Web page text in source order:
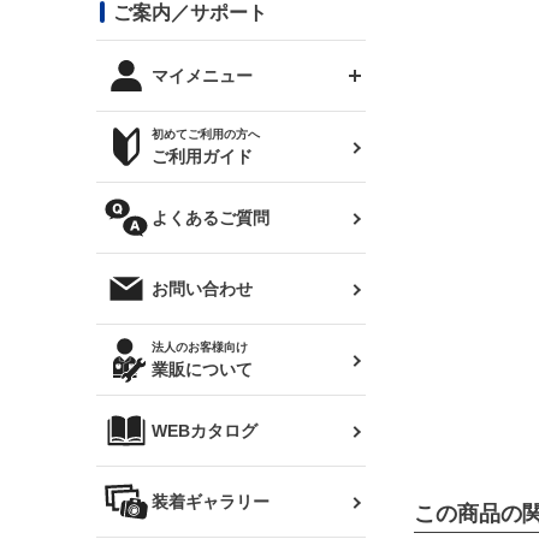
カナード
外装・補修パーツ
オリジンアーム(足回り)
レンズ
マフラー
リアウイング
リアゲート
メンテナンスパーツ
DTM:exclusive
まつど家 鉄八
JZX110 マークⅡ
ハイエース
レビン
トレノ
マークX
クラウン
クラウンマジェスタ
アリスト
シルビア S14 前期
シルビア S15
180SX
ワンビア
Z32 フェアレディZ
RX-7
スバル
BRZ
レクサス
三菱
デリカ D:5
軽自動車
汎用
コンバットアイ用ライト
オプションタイヤ
サマータイヤ
ジムニー用タイヤ
ハイエース・バン用タイ
ホイールナット
ステッカー
トップス(半袖)
トップス(長袖)
パーカー
オーバーオール(つなぎ)
タオル
帽子
バッグ
ご案内／サポート
マイメニュー
ログインする
お気に入りリスト
クーポンを見る
閲覧履歴
ニュースレターお申し込み
初めてご利用の方へ
ご利用ガイド
よくあるご質問
お問い合わせ
法人のお客様向け
業販について
WEBカタログ
装着ギャラリー
この商品の